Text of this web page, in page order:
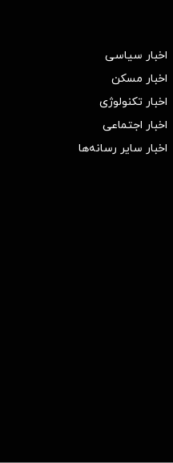
اخبار سیاسی
اخبار مسکن
اخبار تکنولوژی
اخبار اجتماعی
اخبار سایر رسانه‌‌ها